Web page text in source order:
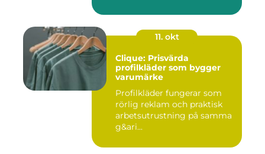
11. okt
Clique: Prisvärda
profilkläder som bygger
varumärke
Profilkläder fungerar som
rörlig reklam och praktisk
arbetsutrustning på samma
g&ari...